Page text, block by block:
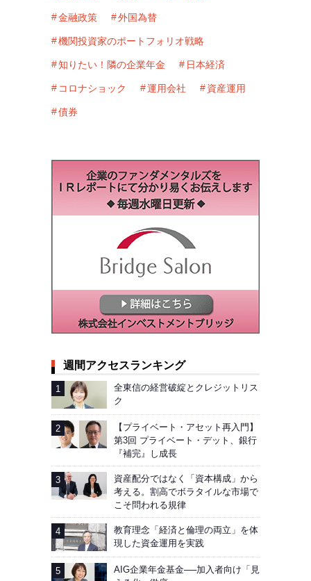
金融政策 外国為替
機関投資家のポートフォリオ戦略
知りたい！隣の企業年金 日本経済
コロナショック 運用会社 資産運用
債券
週間アクセスランキング
全東信の経営破綻とクレジットリス
ク
【プライベート・アセット再入門】
第3回 プライベート・デット、銀行
『補完』し成長
資産配分ではなく「資本構成」から
考える。割高でボラタイルな市場で
こそ問われる規律
教育理念「経済と倫理の両立」を体
現した資金運用を実践
AIG企業年金基金──加入者向け「見